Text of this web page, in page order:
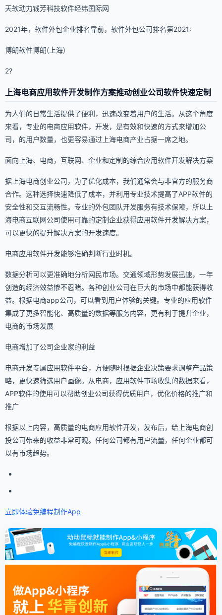
天软动力钱芳科技软件经纬国际网
2021年，软件外包企业排名靠前，软件外包公司排名第2021:
博朗软件博朗(上海)
2?
上海电商应用软件开发制作方案推动创业公司软件快速定制
为人们的日常生活提供了便利，迅速改变着用户的生活。从这个角度
来看，专业的电商应用软件，开发，是有效和快速的方式来增加公
司，的用户数量，也更容易通过上海电商产业占据一席之地。
面向上海、电商，互联网、企业和定制的综合应用软件开发解决方案
据上海电商创业公司，为了优化成本，我们通常会与非官方的服务商
合作。这种选择快速降低了成本，并利用专业技术提高了APP软件的
安全性和交互流畅性。专业的外包团队开发服务有技术保障，所以上
海电商互联网公司使用可靠的定制企业获得应用软件开发解决方案，
可以更快的提升解决方案的开发速度。
电商应用软件开发能够准确判断行业时机。
数据分析可以更准确地分析网民市场。交通领域形势发展迅速，一年
创造的经济效益惨不忍睹。各种创业公司在巨大的市场中都能获得收
益。根据电商app公司，可以看到用户体验的关键。专业的应用软件
集成了更多智能化、高质量的数据等服务内容，更有利于提升企业，
电商的市场发展
电商增加了公司企业家的利益
电商开发专属应用软件平台，方便随时根据企业决策要求调整产品策
略，更快速筛选用户画像。从电商，应用软件市场收集的数据来看，
APP软件的使用可以帮助创业公司获得优质用户，优化价格的推广和
推广
根据以上内容，高质量的电商应用软件开发，发布后，给上海电商创
投公司带来的收益非常可观。任何公司都有用户流量，任何企业都可
以有市场趋势。
立即体验免编程制作App